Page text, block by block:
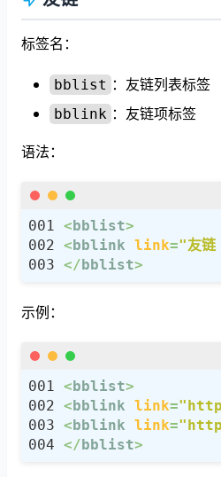
标签名：
bblist ：友链列表标签
bblink ：友链项标签
语法：
<bblist>
<bblink link="友链
</bblist>
示例：
<bblist>
<bblink link=
<bblink link=
</bblist>